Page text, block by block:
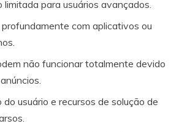
limitada para usuários avançados.
com aplicativos ou
não funcionar totalmente devido
usuário e recursos de solução de